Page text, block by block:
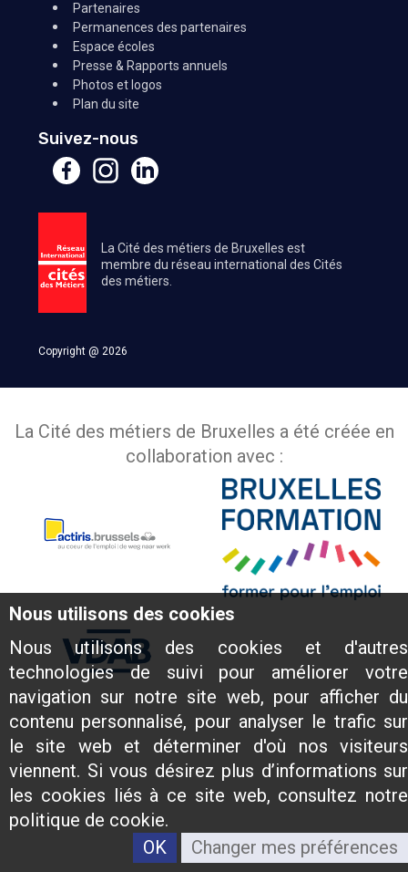
Nous utilisons des cookies
Nous utilisons des cookies et d'autres
technologies de suivi pour améliorer votre
navigation sur notre site web, pour afficher du
contenu personnalisé, pour analyser le trafic sur
le site web et déterminer d'où nos visiteurs
viennent. Si vous désirez plus d’informations sur
les cookies liés à ce site web, consultez notre
politique de cookie.
OK
Changer mes préférences
Partenaires
Permanences des partenaires
Espace écoles
Presse & Rapports annuels
Photos et logos
Plan du site
Suivez-nous
La Cité des métiers de Bruxelles est
membre du réseau international des Cités
des métiers.
Copyright @ 2026
La Cité des métiers de Bruxelles a été créée en
collaboration avec :